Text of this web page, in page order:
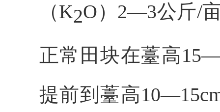
（K2O）2—3公斤/
正常田块在薹高
提前到薹高